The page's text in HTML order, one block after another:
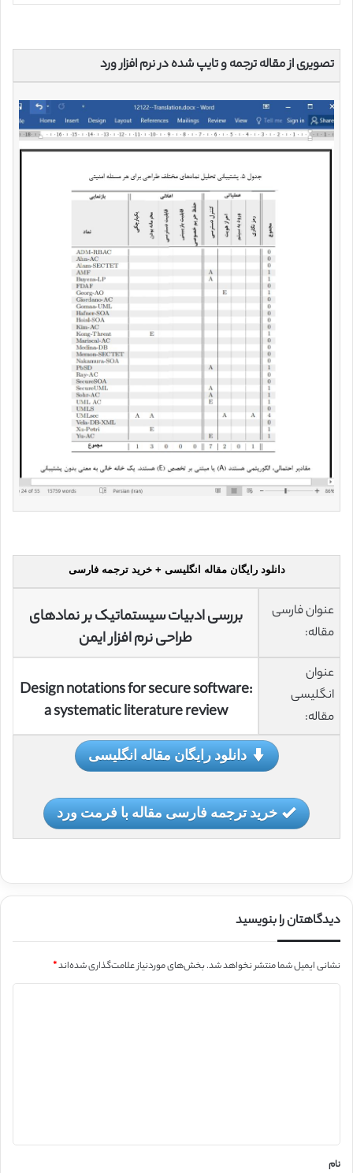
تصویری از مقاله ترجمه و تایپ شده در نرم افزار ورد
دانلود رایگان مقاله انگلیسی + خرید ترجمه فارسی
عنوان فارسی
مقاله:
بررسی ادبیات سیستماتیک بر نمادهای
طراحی نرم افزار ایمن
عنوان
انگلیسی
مقاله:
Design notations for secure software:
a systematic literature review
دانلود رایگان مقاله انگلیسی
خرید ترجمه فارسی مقاله با فرمت ورد
دیدگاهتان را بنویسید
نشانی ایمیل شما منتشر نخواهد شد.بخش‌های موردنیاز علامت‌گذاری شده‌اند*
نام